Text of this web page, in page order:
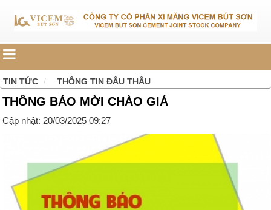
TIN TỨC THÔNG TIN ĐẤU THẦU
THÔNG BÁO MỜI CHÀO GIÁ
Cập nhật: 20/03/2025 09:27